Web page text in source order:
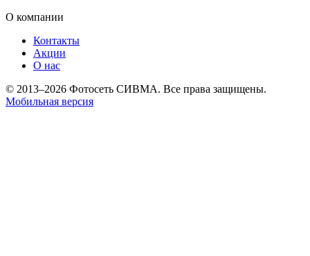
О компании
Контакты
Акции
О нас
© 2013–2026 Фотосеть СИВМА. Все права защищены.
Мобильная версия